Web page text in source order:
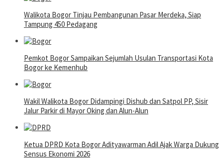
Walikota Bogor Tinjau Pembangunan Pasar Merdeka, Siap
Tampung 450 Pedagang
Pemkot Bogor Sampaikan Sejumlah Usulan Transportasi Kota
Bogor ke Kemenhub
Wakil Walikota Bogor Didampingi Dishub dan Satpol PP, Sisir
Jalur Parkir di Mayor Oking dan Alun-Alun
Ketua DPRD Kota Bogor Adityawarman Adil Ajak Warga Dukung
Sensus Ekonomi 2026